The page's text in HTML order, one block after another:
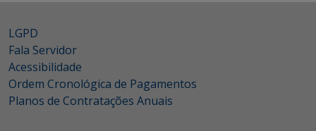
LGPD
Fala Servidor
Acessibilidade
Ordem Cronológica de Pagamentos
Planos de Contratações Anuais